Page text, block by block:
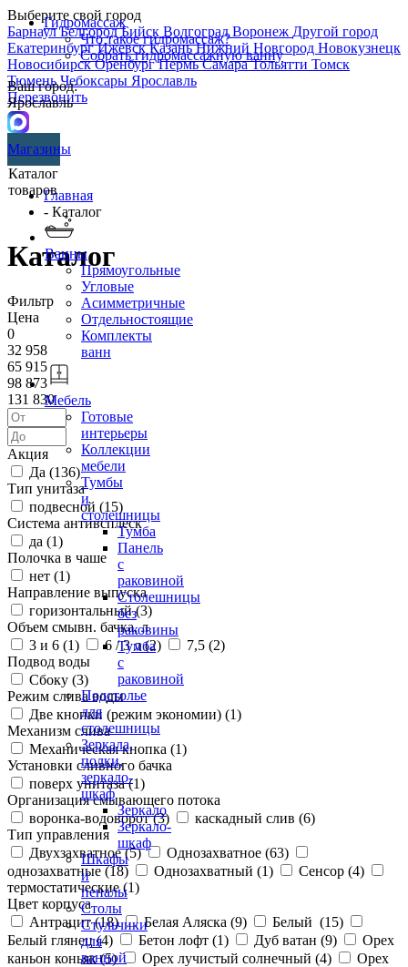
Выберите свой город
БарнаулБелгородБийск ВолгоградВоронеж Другой город
ЕкатеринбургИжевскКазаньНижний Новгород Новокузнецк
НовосибирскОренбургПермьСамараТольятти Томск
ТюменьЧебоксары Ярославль
Перезвонить
Гидромассаж
Что такое гидромассаж?
Собрать гидромассажную ванну
Ваш город:
Ярославль
Магазины
Каталог
товаров
Ванны
Прямоугольные
Угловые
Асимметричные
Отдельностоящие
Комплекты
ванн
Мебель
Готовые
интерьеры
Коллекции
мебели
Тумбы
и
столешницы
Тумба
Панель
с
раковиной
Столешницы
без
раковины
Тумба
с
раковиной
Подстолье
для
столешницы
Зеркала,
полки,
зеркало-
шкаф
Зеркало
Зеркало-
шкаф
Шкафы
и
пеналы
Столы
Стульчики
для
ванной
Главная
- Каталог
Каталог
Фильтр
Цена
0
32 958
65 915
98 873
131 830
Акция
Да (136)
Тип унитаза
подвесной (15)
Система антивсплеск
да (1)
Полочка в чаше
нет (1)
Направление выпуска
горизонтальный (3)
Объем смывн. бачка, л
3 и 6 (1) 6 / 3 л (2) 7,5 (2)
Подвод воды
Сбоку (3)
Режим слива воды
Две кнопки (режим экономии) (1)
Механизм слива
Механическая кнопка (1)
Установки сливного бачка
поверх унитаза (1)
Организация смывающего потока
воронка-водоворот (3) каскадный слив (6)
Тип управления
Двухзахватное (5) Однозахватное (63)
однозахватные (18) Однозахватный (1) Сенсор (4)
термостатические (1)
Цвет корпуса
Антрацит (18) Белая Аляска (9) Белый (15)
Белый глянец (4) Бетон лофт (1) Дуб ватан (9)
Орех
каньон коньяк (5) Орех лучистый солнечный (4)
Орех